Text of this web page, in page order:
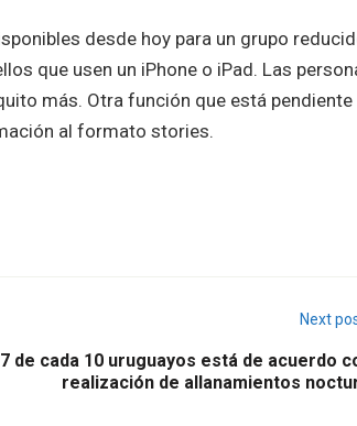
desde hoy para un grupo
que usen un iPhone o iPad. Las
más. Otra función que está pendiente
al formato stories.
Next
7 de cada 10 uruguayos está de acuerdo
realización de allanamientos